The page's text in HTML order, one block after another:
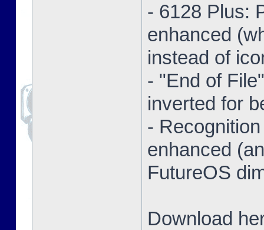
- 6128 Plus:
enhanced
instead of
- "End of
inverted for
-
enhanced
FutureOS
Download